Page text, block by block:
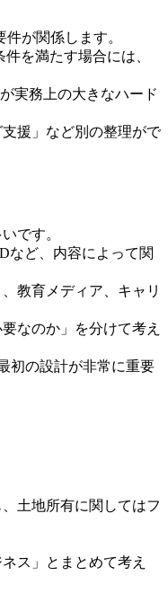
が関係します。
を満たす場合には、
実務上の大きなハード
援」など別の整理がで
です。
など、内容によって関
教育メディア、キャリ
なのか」を分けて考え
初の設計が非常に重要
土地所有に関してはフ
ス」とまとめて考え